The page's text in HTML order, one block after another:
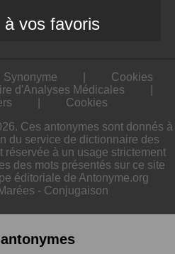
à vos favoris
Synonyme
Cookies
d'Analyses Médicales
Cookies
Ces antonymes sont donnés à
du service de dictionnaire des
réservée à un usage strictement
des mots présentés sur ce site
éditoriale de Antonyme.org
- Conjugaison